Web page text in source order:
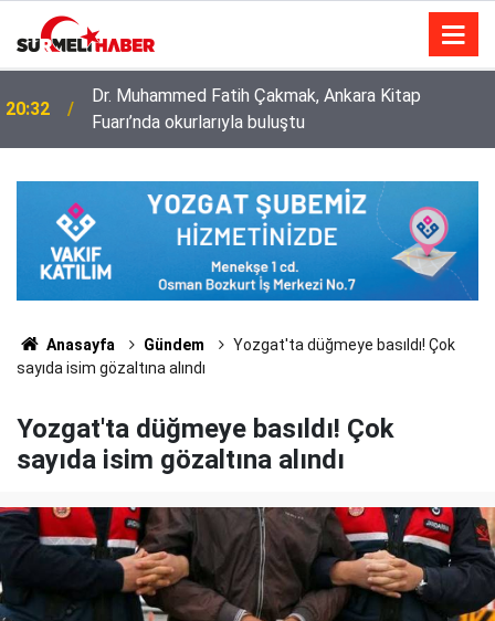
20:32
Dr. Muhammed Fatih Çakmak, Ankara Kitap
14:52
Diyanet İşleri Başkanlığı ile Türkiye Diyanet Vakfı
milyonları sevindirdi
Anasayfa Gündem
Yozgat'ta düğmeye basıldı! Çok
sayıda isim gözaltına alındı
Yozgat'ta düğmeye basıldı! Çok
sayıda isim gözaltına alındı